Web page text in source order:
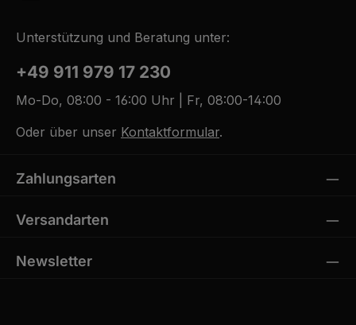
Unterstützung und Beratung unter:
+49 911 979 17 230
Mo-Do, 08:00 - 16:00 Uhr | Fr, 08:00-14:00
Oder über unser Kontaktformular.
Zahlungsarten
Versandarten
Newsletter